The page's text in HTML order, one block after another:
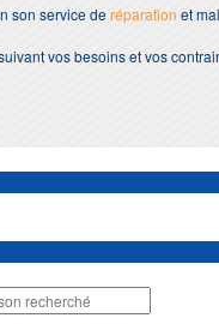
son service deréparation et
vos besoins et vos